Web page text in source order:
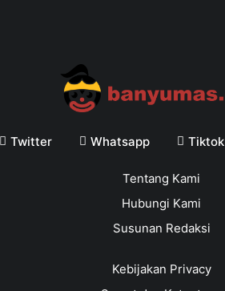
Twitter Whatsapp Tiktok
Tentang Kami
Hubungi Kami
Susunan Redaksi
Kebijakan Privacy